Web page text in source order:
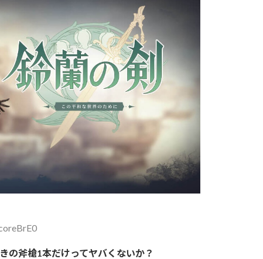
の斧槍1本だけってヤバくないか？